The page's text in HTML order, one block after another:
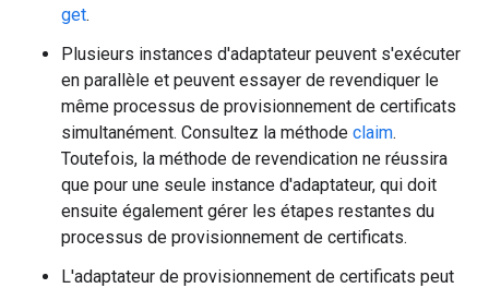
get.
Plusieurs instances d'adaptateur peuvent s'exécuter
en parallèle et peuvent essayer de revendiquer le
même processus de provisionnement de certificats
simultanément. Consultez la méthode claim.
Toutefois, la méthode de revendication ne réussira
que pour une seule instance d'adaptateur, qui doit
ensuite également gérer les étapes restantes du
processus de provisionnement de certificats.
L'adaptateur de provisionnement de certificats peut